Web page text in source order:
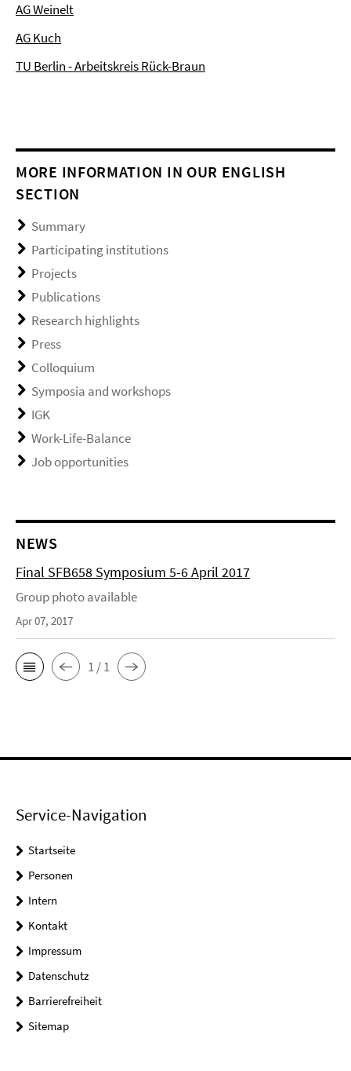
AG Weinelt
AG Kuch
TU Berlin - Arbeitskreis Rück-Braun
MORE INFORMATION IN OUR ENGLISH
SECTION
Summary
Participating institutions
Projects
Publications
Research highlights
Press
Colloquium
Symposia and workshops
IGK
Work-Life-Balance
Job opportunities
NEWS
Final SFB658 Symposium 5-6 April 2017
Group photo available
Apr 07, 2017
1 / 1
Service-Navigation
Startseite
Personen
Intern
Kontakt
Impressum
Datenschutz
Barrierefreiheit
Sitemap